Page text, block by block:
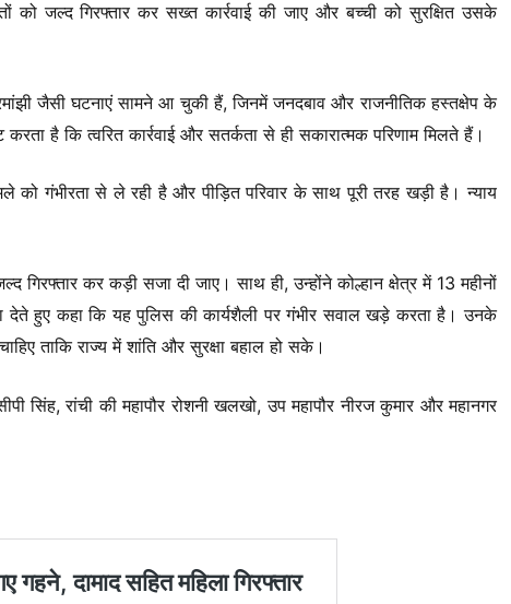
को जल्द गिरफ्तार कर सख्त कार्रवाई की जाए और बच्ची को सुरक्षित उसके
जैसी घटनाएं सामने आ चुकी हैं, जिनमें जनदबाव और राजनीतिक हस्तक्षेप के
है कि त्वरित कार्रवाई और सतर्कता से ही सकारात्मक परिणाम मिलते हैं।
को गंभीरता से ले रही है और पीड़ित परिवार के साथ पूरी तरह खड़ी है। न्याय
कर कड़ी सजा दी जाए। साथ ही, उन्होंने कोल्हान क्षेत्र में 13 महीनों
देते हुए कहा कि यह पुलिस की कार्यशैली पर गंभीर सवाल खड़े करता है। उनके
ताकि राज्य में शांति और सुरक्षा बहाल हो सके।
सिंह, रांची की महापौर रोशनी खलखो, उप महापौर नीरज कुमार और महानगर